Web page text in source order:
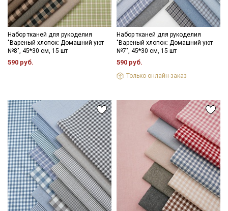
Набор тканей для рукоделия
"Вареный хлопок: Домашний уют
№8", 45*30 см, 15 шт
590 руб.
Набор тканей для рукоделия
"Вареный хлопок: Домашний уют
№7", 45*30 см, 15 шт
590 руб.
Только онлайн-заказ